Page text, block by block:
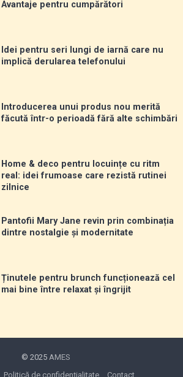
Avantaje pentru cumpărători
Idei pentru seri lungi de iarnă care nu
implică derularea telefonului
Introducerea unui produs nou merită
făcută într-o perioadă fără alte schimbări
Home & deco pentru locuințe cu ritm
real: idei frumoase care rezistă rutinei
zilnice
Pantofii Mary Jane revin prin combinația
dintre nostalgie și modernitate
Ținutele pentru brunch funcționează cel
mai bine între relaxat și îngrijit
© 2025 AMES
Politică de confidențialitate Contact